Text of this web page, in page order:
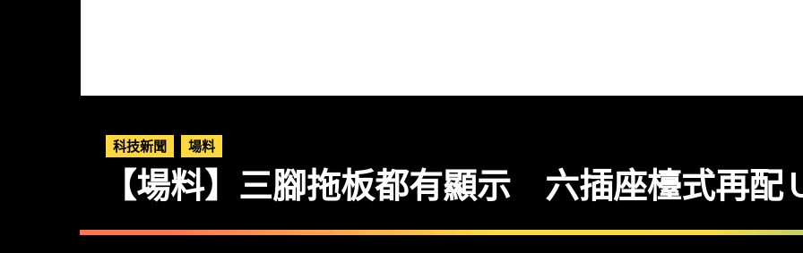
科技新聞 場料
【場料】三腳拖板都有顯示 六插座檯式再配